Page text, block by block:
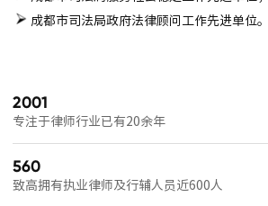
成都市司法局政府法律顾问工作先进单位。
2001
专注于律师行业已有20余年
560
致高拥有执业律师及行辅人员近600人